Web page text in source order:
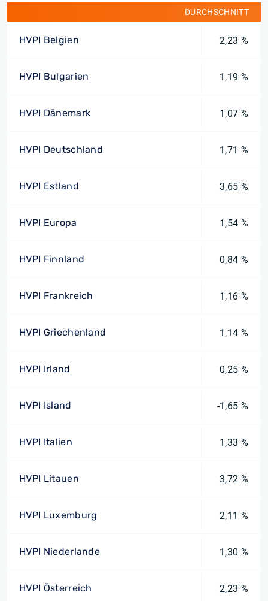
DURCHSCHNITT
HVPI Belgien 2,23 %
HVPI Bulgarien 1,19 %
HVPI Dänemark 1,07 %
HVPI Deutschland 1,71 %
HVPI Estland 3,65 %
HVPI Europa 1,54 %
HVPI Finnland 0,84 %
HVPI Frankreich 1,16 %
HVPI Griechenland 1,14 %
HVPI Irland 0,25 %
HVPI Island -1,65 %
HVPI Italien 1,33 %
HVPI Litauen 3,72 %
HVPI Luxemburg 2,11 %
HVPI Niederlande 1,30 %
HVPI Österreich 2,23 %